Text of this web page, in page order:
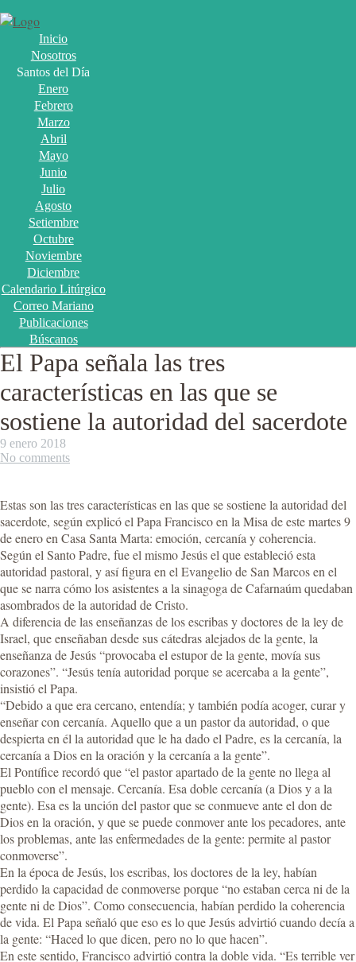
Inicio
Nosotros
Santos del Día
Enero
Febrero
Marzo
Abril
Mayo
Junio
Julio
Agosto
Setiembre
Octubre
Noviembre
Diciembre
Calendario Litúrgico
Correo Mariano
Publicaciones
Búscanos
El Papa señala las tres
características en las que se
sostiene la autoridad del sacerdote
9 enero 2018
No comments
Estas son las tres características en las que se sostiene la autoridad del
sacerdote, según explicó el Papa Francisco en la Misa de este martes 9
de enero en Casa Santa Marta: emoción, cercanía y coherencia.
Según el Santo Padre, fue el mismo Jesús el que estableció esta
autoridad pastoral, y así figura en el Evangelio de San Marcos en el
que se narra cómo los asistentes a la sinagoga de Cafarnaúm quedaban
asombrados de la autoridad de Cristo.
A diferencia de las enseñanzas de los escribas y doctores de la ley de
Israel, que enseñaban desde sus cátedras alejados de la gente, la
enseñanza de Jesús “provocaba el estupor de la gente, movía sus
corazones”. “Jesús tenía autoridad porque se acercaba a la gente”,
insistió el Papa.
“Debido a que era cercano, entendía; y también podía acoger, curar y
enseñar con cercanía. Aquello que a un pastor da autoridad, o que
despierta en él la autoridad que le ha dado el Padre, es la cercanía, la
cercanía a Dios en la oración y la cercanía a la gente”.
El Pontífice recordó que “el pastor apartado de la gente no llega al
pueblo con el mensaje. Cercanía. Esa doble cercanía (a Dios y a la
gente). Esa es la unción del pastor que se conmueve ante el don de
Dios en la oración, y que se puede conmover ante los pecadores, ante
los problemas, ante las enfermedades de la gente: permite al pastor
conmoverse”.
En la época de Jesús, los escribas, los doctores de la ley, habían
perdido la capacidad de conmoverse porque “no estaban cerca ni de la
gente ni de Dios”. Como consecuencia, habían perdido la coherencia
de vida. El Papa señaló que eso es lo que Jesús advirtió cuando decía a
la gente: “Haced lo que dicen, pero no lo que hacen”.
En este sentido, Francisco advirtió contra la doble vida. “Es terrible ver